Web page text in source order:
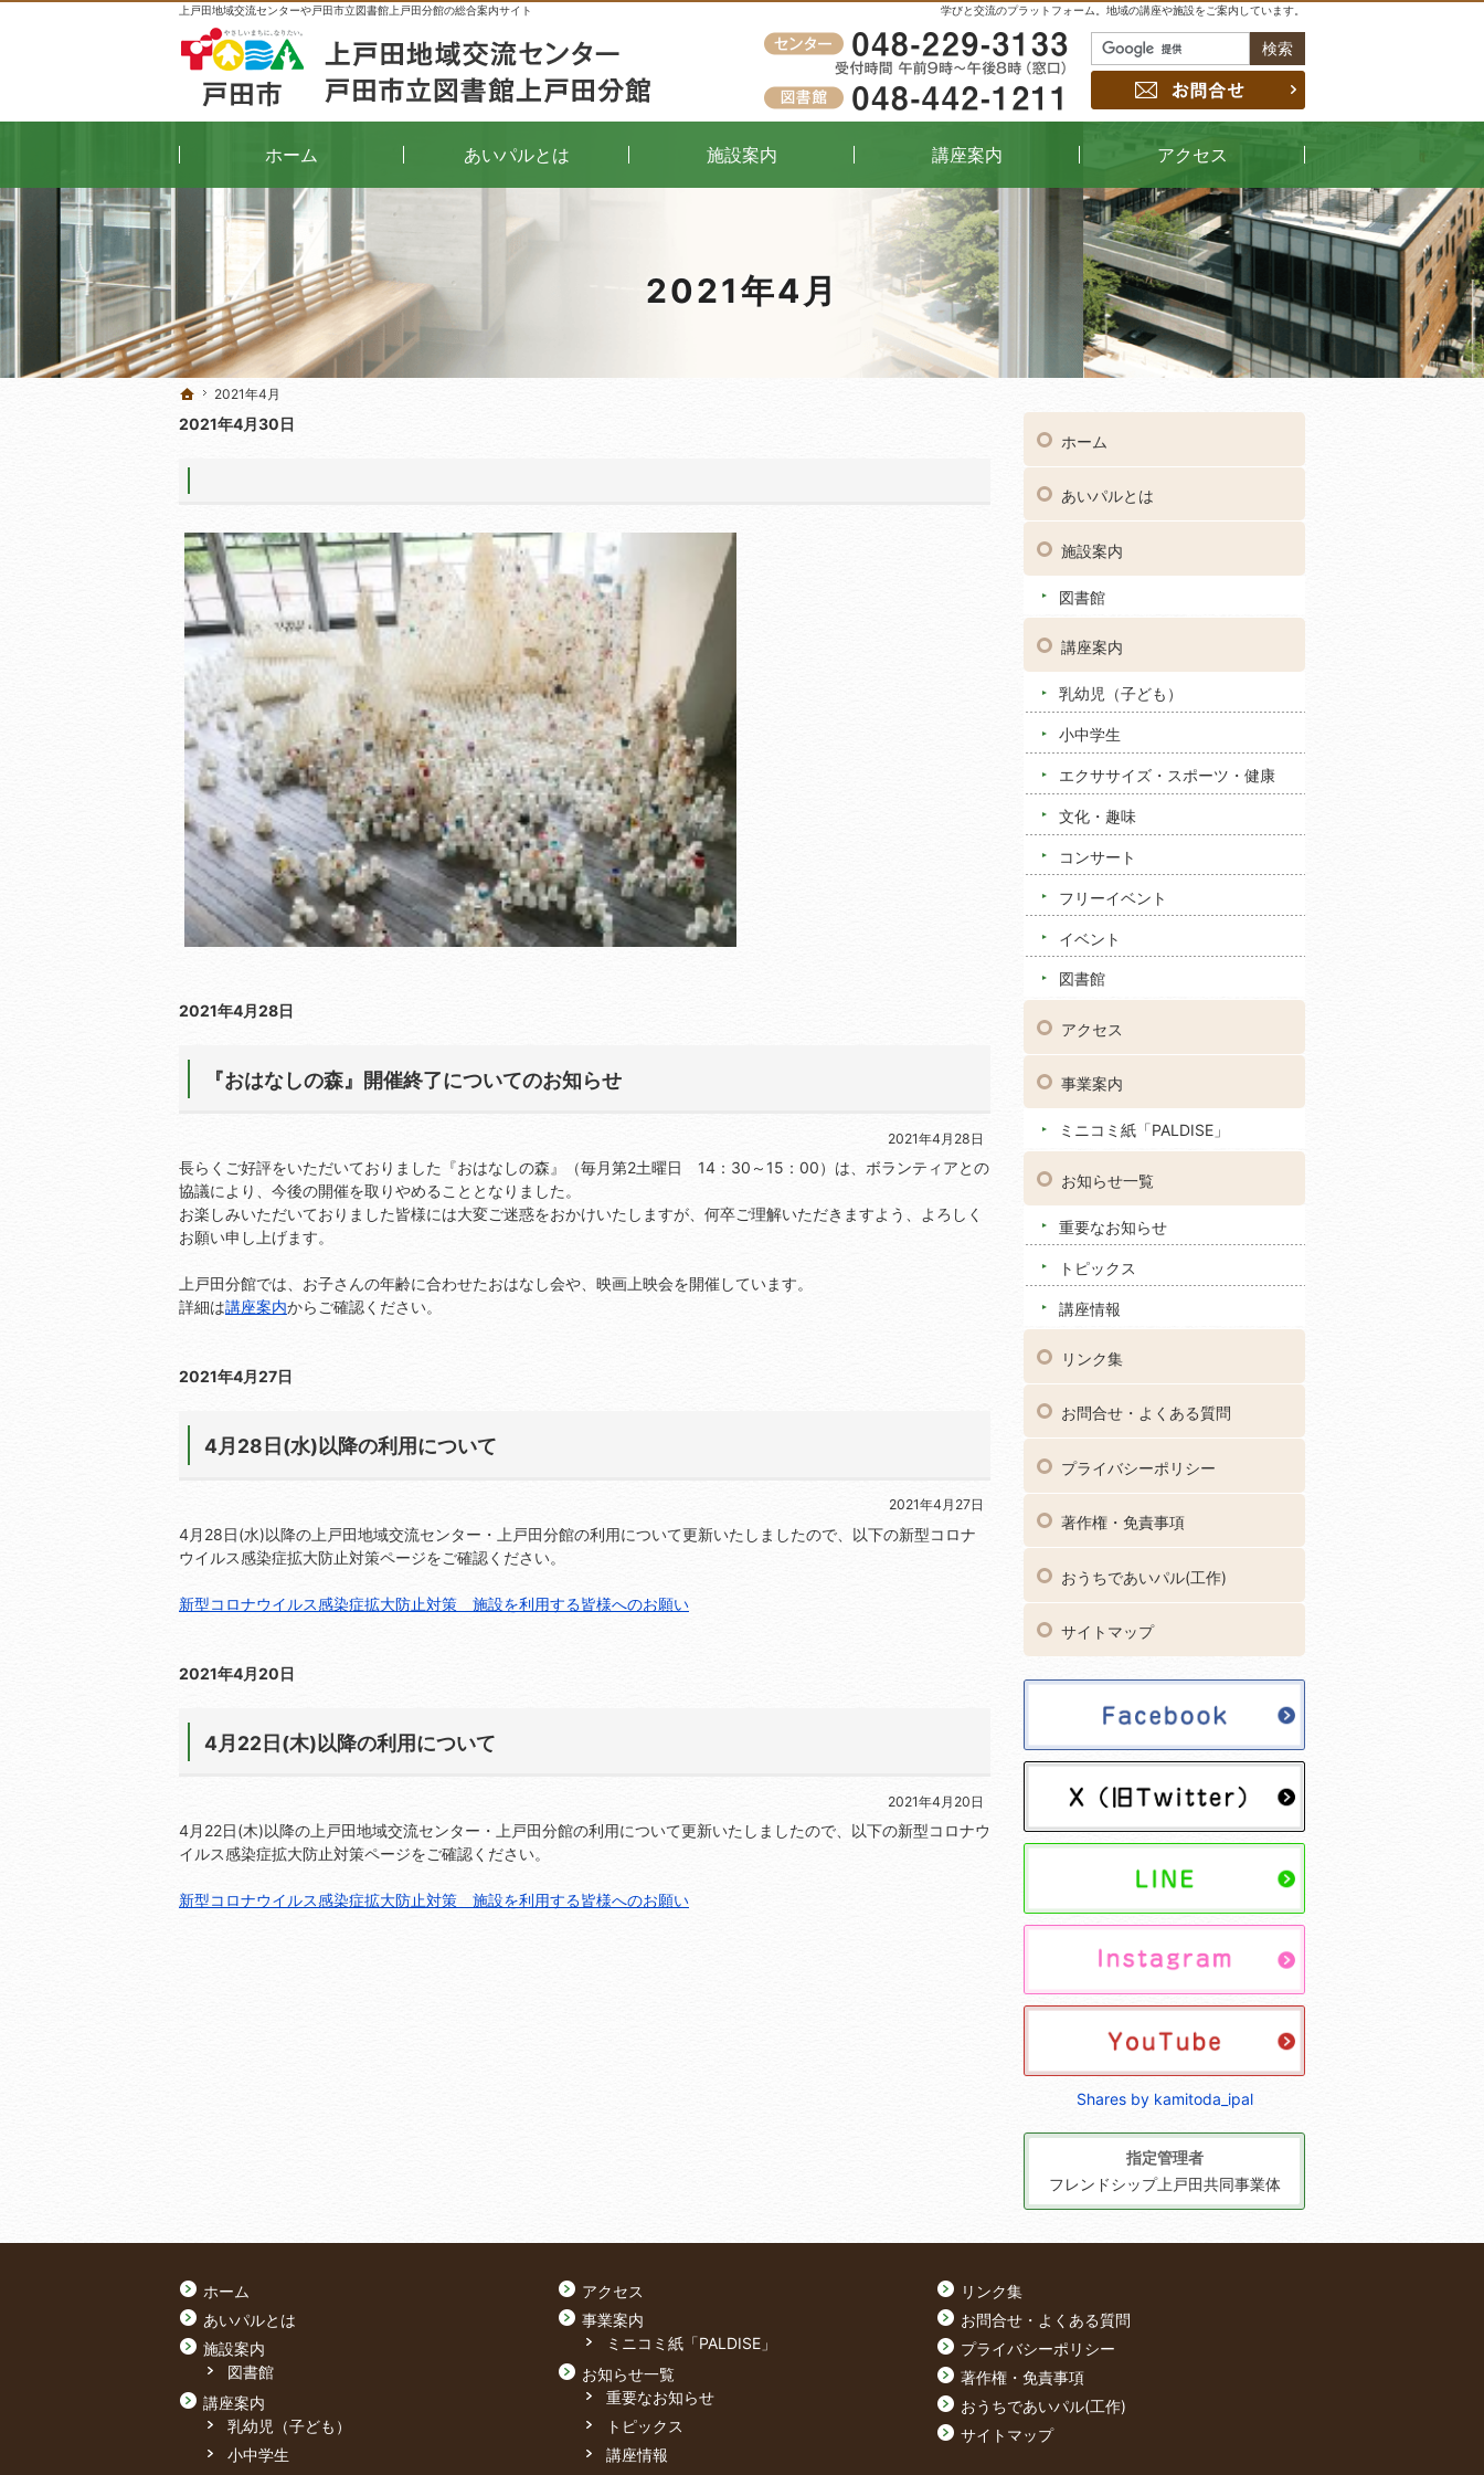
2021年4月
学びと交流のプラットフォーム。地域の講座や施設をご案内しています。
上戸田地域交流センターや戸田市立図書館上戸田分館の総合案内サイト
ホーム
2021年4月
2021年4月30日
2021年4月28日
『おはなしの森』開催終了についてのお知らせ
2021年4月28日
長らくご好評をいただいておりました『おはなしの森』（毎月第2土曜日 14：30～15：00）は、ボランティアとの
協議により、今後の開催を取りやめることとなりました。
お楽しみいただいておりました皆様には大変ご迷惑をおかけいたしますが、何卒ご理解いただきますよう、よろしく
お願い申し上げます。
上戸田分館では、お子さんの年齢に合わせたおはなし会や、映画上映会を開催しています。
詳細は講座案内からご確認ください。
2021年4月27日
4月28日(水)以降の利用について
2021年4月27日
4月28日(水)以降の上戸田地域交流センター・上戸田分館の利用について更新いたしましたので、以下の新型コロナ
ウイルス感染症拡大防止対策ページをご確認ください。
新型コロナウイルス感染症拡大防止対策 施設を利用する皆様へのお願い
2021年4月20日
4月22日(木)以降の利用について
2021年4月20日
4月22日(木)以降の上戸田地域交流センター・上戸田分館の利用について更新いたしましたので、以下の新型コロナウ
イルス感染症拡大防止対策ページをご確認ください。
新型コロナウイルス感染症拡大防止対策 施設を利用する皆様へのお願い
ホーム
あいパルとは
施設案内
図書館
講座案内
乳幼児（子ども）
小中学生
エクササイズ・スポーツ・健康
文化・趣味
コンサート
フリーイベント
イベント
図書館
アクセス
事業案内
ミニコミ紙「PALDISE」
お知らせ一覧
重要なお知らせ
トピックス
講座情報
リンク集
お問合せ・よくある質問
プライバシーポリシー
著作権・免責事項
おうちであいパル(工作)
サイトマップ
Shares by kamitoda_ipal
指定管理者
フレンドシップ上戸田共同事業体
ホーム
2021年4月
048-229-3133
受付時間
午前9時～午後8時（窓口）
048-442-1211
ホーム あいパルとは 施設案内 講座案内 アクセス
ホーム
あいパルとは
施設案内
図書館
講座案内
乳幼児（子ども）
小中学生
アクセス
事業案内
ミニコミ紙「PALDISE」
お知らせ一覧
重要なお知らせ
トピックス
講座情報
リンク集
お問合せ・よくある質問
プライバシーポリシー
著作権・免責事項
おうちであいパル(工作)
サイトマップ